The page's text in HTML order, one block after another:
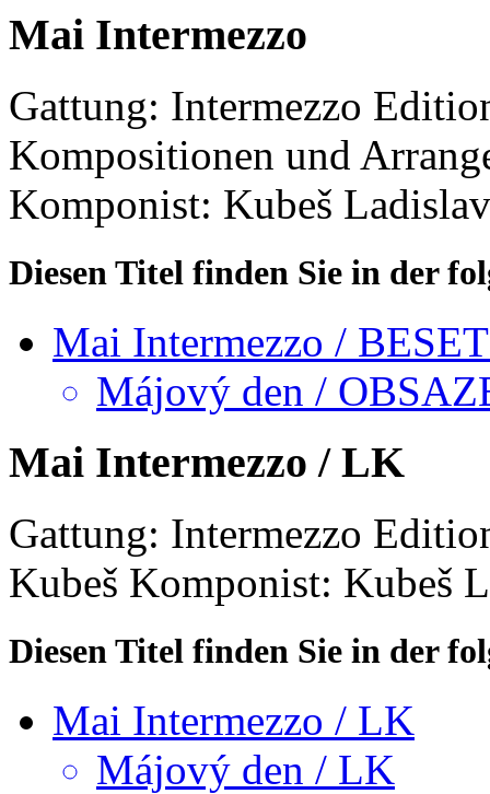
Mai Intermezzo
Gattung: Intermezzo
Kompositionen und
Komponist: Kubeš Ladislav
Diesen Titel finden Sie in der
Mai Intermezzo /
Májový den /
Mai Intermezzo / LK
Gattung: Intermezzo
Kubeš Komponist: Kubeš
Diesen Titel finden Sie in der
Mai Intermezzo / LK
Májový den / LK